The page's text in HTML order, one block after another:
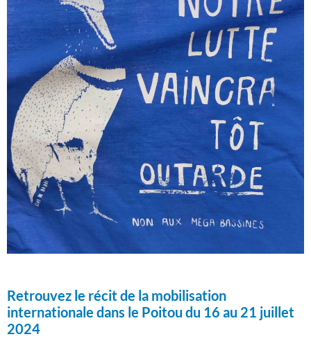
Retrouvez le récit de la mobilisation
internationale dans le Poitou du 16 au 21 juillet
2024